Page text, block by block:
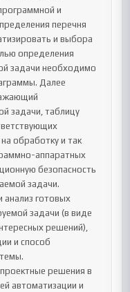
и
перечня
и выбора
определения
задачи необходимо
Далее
задачи, таблицу
обработку и так
аппаратных
безопасность
задачи.
готовых
задачи (в виде
решений),
и способ
решения в
автоматизации и